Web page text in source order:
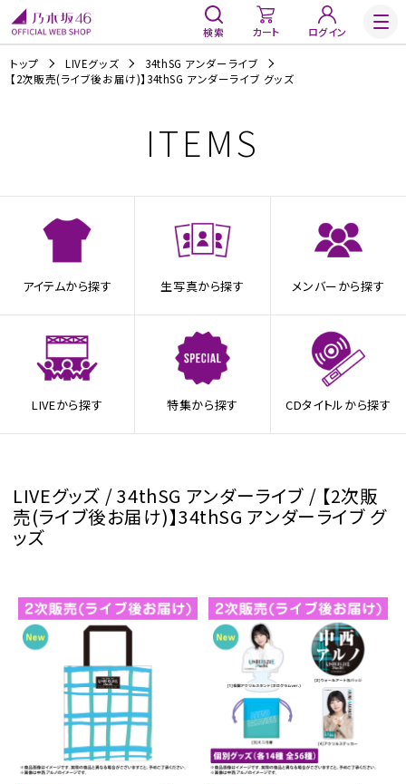
検索 カート ログイン
トップ LIVEグッズ
34thSG アンダーライブ
【2次販売(ライブ後お届け)】34thSG アンダーライブ グッズ
ITEMS
アイテムから探す 生写真から探す メンバーから探す
LIVEから探す 特集から探す CDタイトルから探す
LIVEグッズ / 34thSG アンダーライブ / 【2次販
売(ライブ後お届け)】34thSG アンダーライブ グ
ッズ